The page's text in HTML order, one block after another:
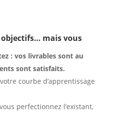
mais vous
: vos livrables sont au
sont satisfaits.
courbe d’apprentissage
perfectionnez l’existant,